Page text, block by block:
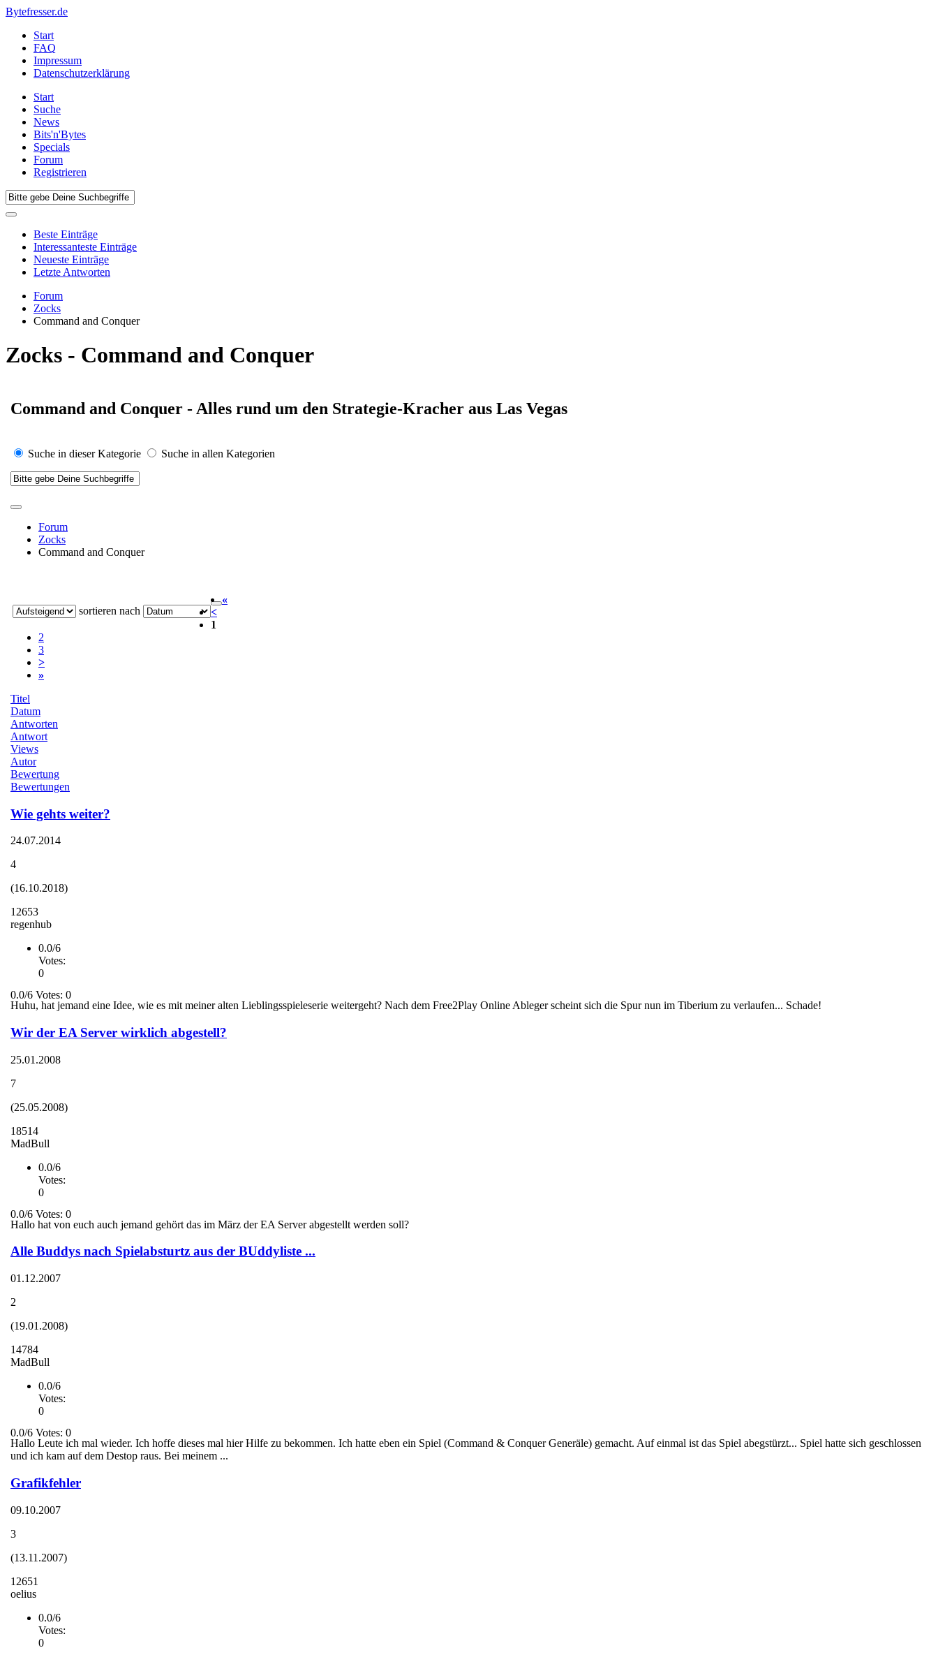
Bytefresser.de
Start
FAQ
Impressum
Datenschutzerklärung
Start
Suche
News
Bits'n'Bytes
Specials
Forum
Registrieren
Beste Einträge
Interessanteste Einträge
Neueste Einträge
Letzte Antworten
Forum
Zocks
Command and Conquer
Zocks - Command and Conquer
Command and Conquer - Alles rund um den Strategie-Kracher aus Las Vegas
Suche in dieser Kategorie Suche in allen Kategorien
Forum
Zocks
Command and Conquer
sortieren nach
«
<
1
2
3
>
»
Titel
Datum
Antworten
Antwort
Views
Autor
Bewertung
Bewertungen
Wie gehts weiter?
24.07.2014
4
(16.10.2018)
12653
regenhub
0.0/6
Votes:
0
0.0/6 Votes: 0
Huhu, hat jemand eine Idee, wie es mit meiner alten Lieblingsspieleserie weitergeht? Nach dem Free2Play Online Ableger scheint sich die Spur nun im Tiberium zu verlaufen... Schade!
Wir der EA Server wirklich abgestell?
25.01.2008
7
(25.05.2008)
18514
MadBull
0.0/6
Votes:
0
0.0/6 Votes: 0
Hallo hat von euch auch jemand gehört das im März der EA Server abgestellt werden soll?
Alle Buddys nach Spielabsturtz aus der BUddyliste ...
01.12.2007
2
(19.01.2008)
14784
MadBull
0.0/6
Votes:
0
0.0/6 Votes: 0
Hallo Leute ich mal wieder. Ich hoffe dieses mal hier Hilfe zu bekommen. Ich hatte eben ein Spiel (Command & Conquer Generäle) gemacht. Auf einmal ist das Spiel abegstürzt... Spiel hatte sich geschlossen
und ich kam auf dem Destop raus. Bei meinem ...
Grafikfehler
09.10.2007
3
(13.11.2007)
12651
oelius
0.0/6
Votes:
0